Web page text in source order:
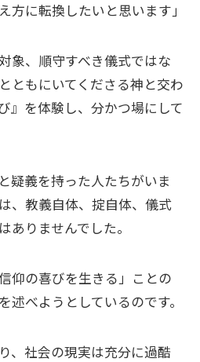
方に転換したいと思います｣
象、順守すべき儀式ではな
ともにいてくださる神と交わ
』を体験し、分かつ場にして
疑義を持った人たちがいま
、教義自体、掟自体、儀式
ありませんでした。
仰の喜びを生きる」ことの
述べようとしているのです。
、社会の現実は充分に過酷